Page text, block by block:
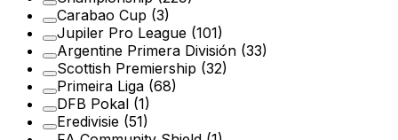
Carabao Cup (3)
Jupiler Pro League (101)
Argentine Primera División (33)
Scottish Premiership (32)
Primeira Liga (68)
DFB Pokal (1)
Eredivisie (51)